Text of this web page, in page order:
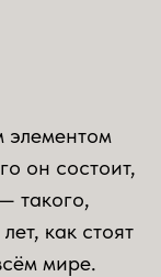
элементом
он состоит,
такого,
как стоят
мире.